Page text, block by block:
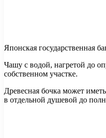
Японская государственная
Чашу с водой, нагретой до
собственном участке.
Древесная бочка может
в отдельной душевой до